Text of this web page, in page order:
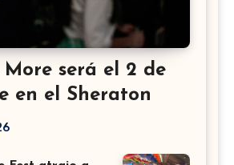
More será el 2 de
en el Sheraton